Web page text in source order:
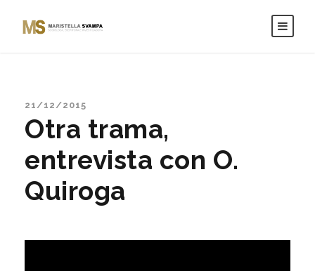
21/12/2015
Otra trama,
entrevista con O.
Quiroga